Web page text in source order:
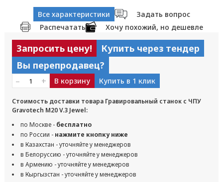
Все характеристики
Задать вопрос
Распечатать
Хочу похожий, но дешевле
Запросить цену!
Купить через тендер
Вы перепродавец?
– + В корзину Купить в 1 клик
Стоимость доставки товара Гравировальный станок с ЧПУ
Gravotech M20 V.3 Jewel:
по Москве - бесплатно
по России - нажмите кнопку ниже
в Казахстан - уточняйте у менеджеров
в Белоруссию - уточняйте у менеджеров
в Армению - уточняйте у менеджеров
в Кыргызстан - уточняйте у менеджеров